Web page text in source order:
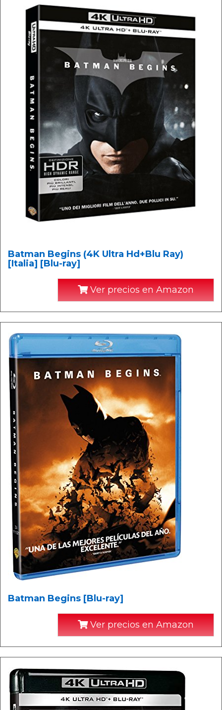
Batman Begins (4K Ultra Hd+Blu Ray)
[Italia] [Blu-ray]
Ver precios en Amazon
Batman Begins [Blu-ray]
Ver precios en Amazon